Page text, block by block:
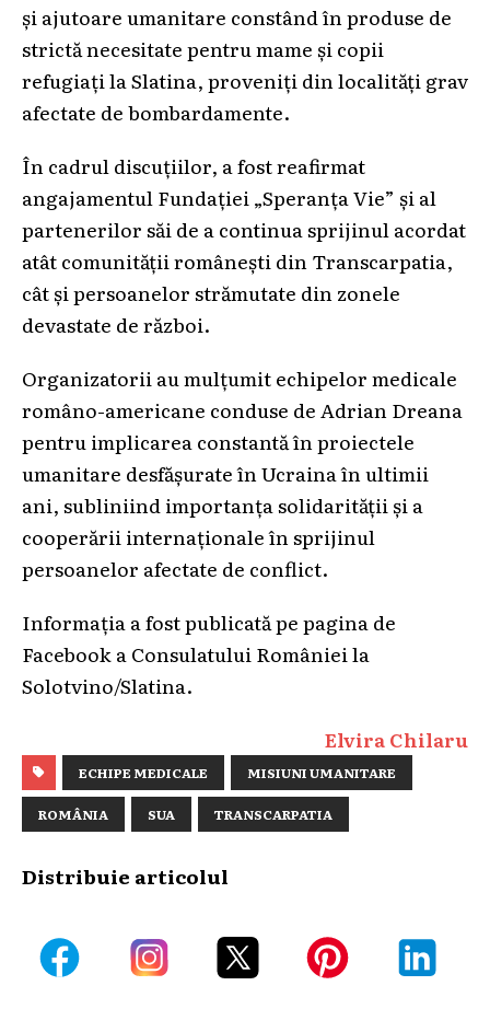
și ajutoare umanitare constând în produse de
strictă necesitate pentru mame și copii
refugiați la Slatina, proveniți din localități grav
afectate de bombardamente.
În cadrul discuțiilor, a fost reafirmat
angajamentul Fundației „Speranța Vie” și al
partenerilor săi de a continua sprijinul acordat
atât comunității românești din Transcarpatia,
cât și persoanelor strămutate din zonele
devastate de război.
Organizatorii au mulțumit echipelor medicale
româno-americane conduse de Adrian Dreana
pentru implicarea constantă în proiectele
umanitare desfășurate în Ucraina în ultimii
ani, subliniind importanța solidarității și a
cooperării internaționale în sprijinul
persoanelor afectate de conflict.
Informația a fost publicată pe pagina de
Facebook a Consulatului României la
Solotvino/Slatina.
Elvira Chilaru
ECHIPE MEDICALE MISIUNI UMANITARE
ROMÂNIA SUA TRANSCARPATIA
Distribuie articolul